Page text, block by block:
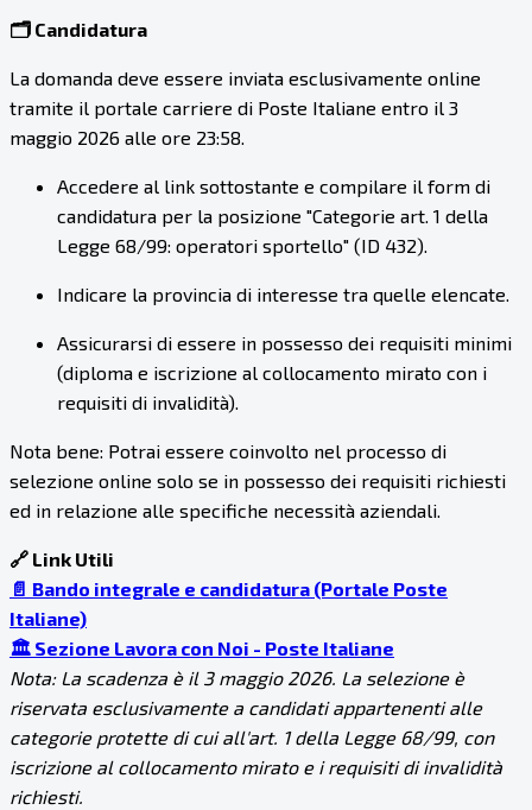
🗂️ Candidatura
La domanda deve essere inviata esclusivamente online
tramite il portale carriere di Poste Italiane entro il 3
maggio 2026 alle ore 23:58.
Accedere al link sottostante e compilare il form di
candidatura per la posizione "Categorie art. 1 della
Legge 68/99: operatori sportello" (ID 432).
Indicare la provincia di interesse tra quelle elencate.
Assicurarsi di essere in possesso dei requisiti minimi
(diploma e iscrizione al collocamento mirato con i
requisiti di invalidità).
Nota bene: Potrai essere coinvolto nel processo di
selezione online solo se in possesso dei requisiti richiesti
ed in relazione alle specifiche necessità aziendali.
🔗 Link Utili
📄 Bando integrale e candidatura (Portale Poste
Italiane)
🏛️ Sezione Lavora con Noi - Poste Italiane
Nota: La scadenza è il 3 maggio 2026. La selezione è
riservata esclusivamente a candidati appartenenti alle
categorie protette di cui all'art. 1 della Legge 68/99, con
iscrizione al collocamento mirato e i requisiti di invalidità
richiesti.